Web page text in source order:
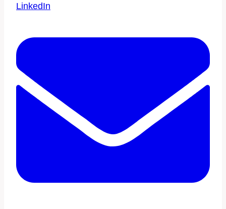
LinkedIn